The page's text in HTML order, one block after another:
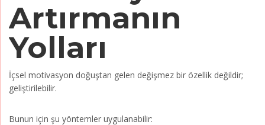
Artırmanın
Yolları
İçsel motivasyon doğuştan gelen değişmez bir özellik değildir;
geliştirilebilir.
Bunun için şu yöntemler uygulanabilir: